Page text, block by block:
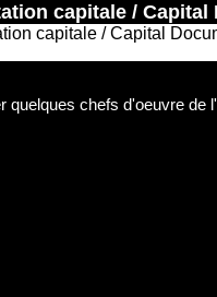
capitale / Capital